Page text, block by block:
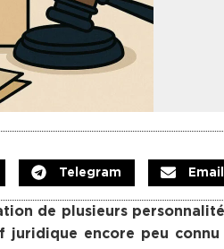
Telegram Email
de plusieurs
juridique encore peu